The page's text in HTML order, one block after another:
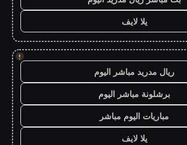
يلا لايف
!
ريال مدريد مباشر اليوم
برشلونة مباشر اليوم
مباريات اليوم مباشر
يلا لايف